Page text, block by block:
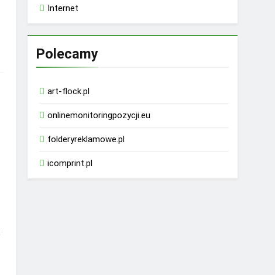
Internet
Polecamy
art-flock.pl
onlinemonitoringpozycji.eu
folderyreklamowe.pl
icomprint.pl